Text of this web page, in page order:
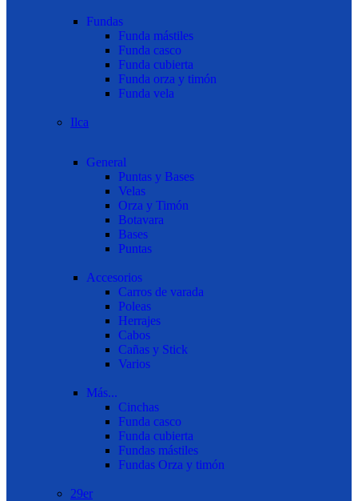
Fundas
Funda mástiles
Funda casco
Funda cubierta
Funda orza y timón
Funda vela
Ilca
General
Puntas y Bases
Velas
Orza y Timón
Botavara
Bases
Puntas
Accesorios
Carros de varada
Poleas
Herrajes
Cabos
Cañas y Stick
Varios
Más...
Cinchas
Funda casco
Funda cubierta
Fundas mástiles
Fundas Orza y timón
29er